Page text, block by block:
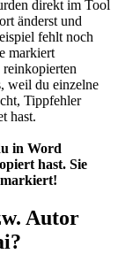
direkt im Tool
änderst und
fehlt noch
markiert
weil du einzelne
Tippfehler
hast.
in Word
hast. Sie
Autor